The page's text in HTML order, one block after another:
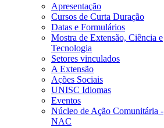
Apresentação
Cursos de Curta Duração
Datas e Formulários
Mostra de Extensão, Ciência e
Tecnologia
Setores vinculados
A Extensão
Ações Sociais
UNISC Idiomas
Eventos
Núcleo de Ação Comunitária -
NAC